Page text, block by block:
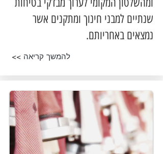
שנתיים למבני חינוך ומתקנים אשר
נמצאים באחריותם.
<< להמשך קריאה